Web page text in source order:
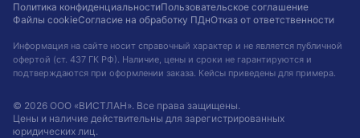
Политика конфиденциальностиПользовательское соглашение
Файлы cookieСогласие на обработку ПДнОтказ от ответственности
Информация на сайте носит справочный характер и не является публичной
офертой (ст. 437 ГК РФ). Наличие, цены и сроки не гарантируются и
подтверждаются при оформлении заказа. Кейсы приведены для примера.
© 2026 ООО «ВИСТЛАН». Все права защищены.
Цены и наличие действительны для зарегистрированных
юридических лиц.